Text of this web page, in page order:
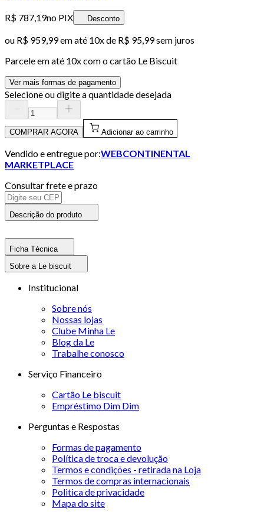
R$ 787,19no PIX Desconto
ou R$ 959,99em até 10x de R$ 95,99 sem juros
Parcele em até 10x com o cartão Le Biscuit
Ver mais formas de pagamento
Selecione ou digite a quantidade desejada
COMPRAR AGORA Adicionar ao carrinho
Vendido e entregue por:WEBCONTINENTAL
MARKETPLACE
Consultar frete e prazo
Descrição do produto
Ficha Técnica
Sobre a Le biscuit
Institucional
Sobre nós
Nossas lojas
Clube Minha Le
Blog da Le
Trabalhe conosco
Serviço Financeiro
Cartão Le biscuit
Empréstimo Dim Dim
Perguntas e Respostas
Formas de pagamento
Política de troca e devolução
Termos e condições - retirada na Loja
Termos de compras internacionais
Politica de privacidade
Mapa do site